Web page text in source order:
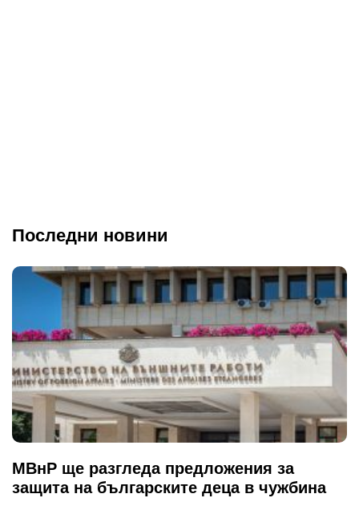
Последни новини
МВнР ще разгледа предложения за
защита на българските деца в чужбина